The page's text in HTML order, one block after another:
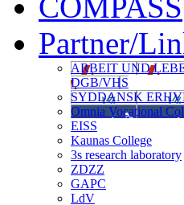
Partner/
ARBEIT UND
DGB/VHS
SYDDANSK
Omnia Vocational
EISS
Kaunas College
3s research laboratory
ZDZZ
GAPC
LdV